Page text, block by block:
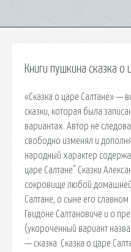
Книги пушкина сказка о
«Сказка о царе Салтане» —
сказки, которая была
вариантах. Автор не
свободно изменял и
народный характер
царе Салтане" Сказки
сокровище любой домашней
Салтане, о сыне его
Гвидоне Салтановиче и о
(укороченный вариант
— сказка. Сказка о царе